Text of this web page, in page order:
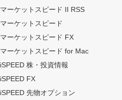
マーケットスピード II RSS
マーケットスピード
マーケットスピード FX
マーケットスピード for Mac
iSPEED 株・投資情報
iSPEED FX
iSPEED 先物オプション